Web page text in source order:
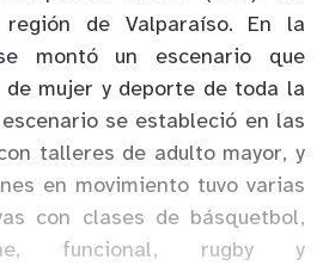
de Valparaíso. En la
montó un escenario que
mujer y deporte de toda la
se estableció en las
talleres de adulto mayor, y
en movimiento tuvo varias
con clases de básquetbol,
funcional, rugby y